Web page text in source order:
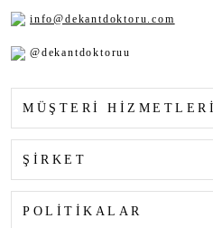
info@dekantdoktoru.com
@dekantdoktoruu
MÜŞTERİ HİZMETLERİ
ŞİRKET
POLİTİKALAR